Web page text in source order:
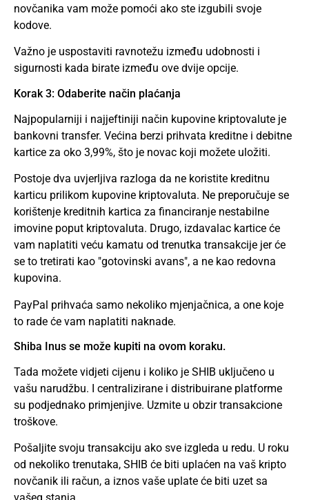
novčanika vam može pomoći ako ste izgubili svoje
kodove.
Važno je uspostaviti ravnotežu između udobnosti i
sigurnosti kada birate između ove dvije opcije.
Korak 3: Odaberite način plaćanja
Najpopularniji i najjeftiniji način kupovine kriptovalute je
bankovni transfer. Većina berzi prihvata kreditne i debitne
kartice za oko 3,99%, što je novac koji možete uložiti.
Postoje dva uvjerljiva razloga da ne koristite kreditnu
karticu prilikom kupovine kriptovaluta. Ne preporučuje se
korištenje kreditnih kartica za financiranje nestabilne
imovine poput kriptovaluta. Drugo, izdavalac kartice će
vam naplatiti veću kamatu od trenutka transakcije jer će
se to tretirati kao "gotovinski avans", a ne kao redovna
kupovina.
PayPal prihvaća samo nekoliko mjenjačnica, a one koje
to rade će vam naplatiti naknade.
Shiba Inus se može kupiti na ovom koraku.
Tada možete vidjeti cijenu i koliko je SHIB uključeno u
vašu narudžbu. I centralizirane i distribuirane platforme
su podjednako primjenjive. Uzmite u obzir transakcione
troškove.
Pošaljite svoju transakciju ako sve izgleda u redu. U roku
od nekoliko trenutaka, SHIB će biti uplaćen na vaš kripto
novčanik ili račun, a iznos vaše uplate će biti uzet sa